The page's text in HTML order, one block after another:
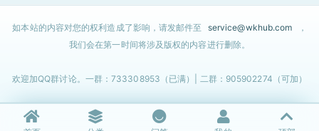
如本站的内容对您的权利造成了影响，请发邮件至 service@wkhub.com
，
我们会在第一时间将涉及版权的内容进行删除。
欢迎加QQ群讨论。一群：733308953（已满）| 二群：905902274（可加）